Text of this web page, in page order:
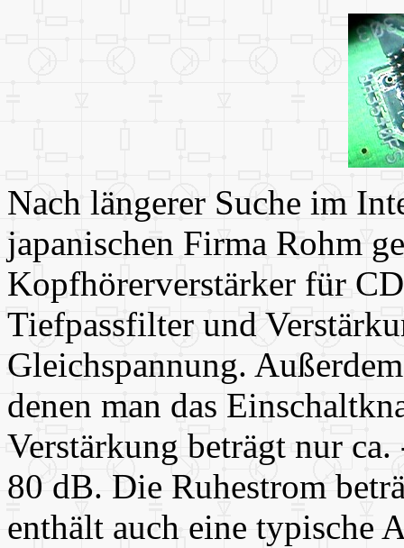
Nach längerer Suche im
japanischen Firma Rohm
Kopfhörerverstärker für
Tiefpassfilter und
Gleichspannung.
denen man das
Verstärkung beträgt nur
80 dB. Die Ruhestrom
enthält auch eine typische